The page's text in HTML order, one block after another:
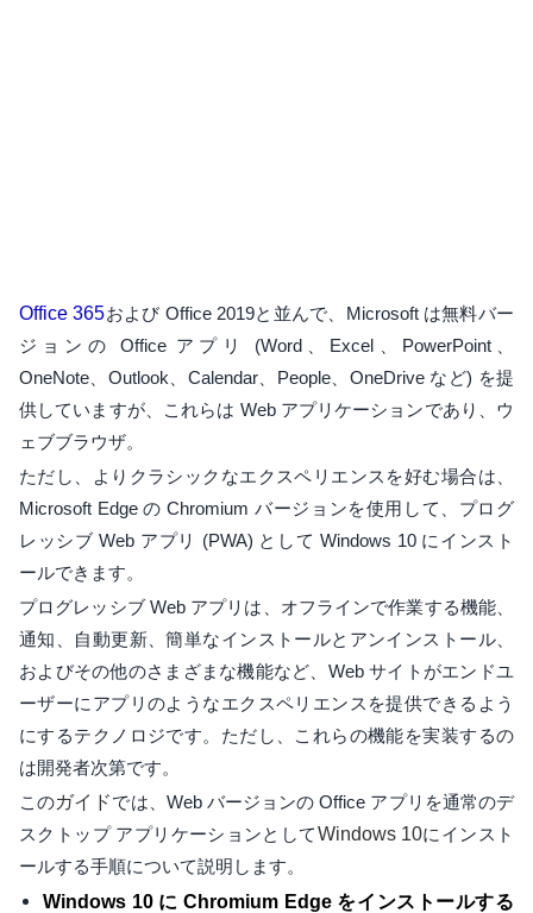
Office 365および Office 2019と並んで、Microsoft は無料バー
ジョンの Office アプリ (Word、Excel、PowerPoint、
OneNote、Outlook、Calendar、People、OneDrive など) を提
供していますが、これらは Web アプリケーションであり、ウ
ェブブラウザ。
ただし、よりクラシックなエクスペリエンスを好む場合は、
Microsoft Edge の Chromium バージョンを使用して、プログ
レッシブ Web アプリ (PWA) として Windows 10 にインスト
ールできます。
プログレッシブ Web アプリは、オフラインで作業する機能、
通知、自動更新、簡単なインストールとアンインストール、
およびその他のさまざまな機能など、Web サイトがエンドユ
ーザーにアプリのようなエクスペリエンスを提供できるよう
にするテクノロジです。ただし、これらの機能を実装するの
は開発者次第です。
このガイドでは、Web バージョンの Office アプリを通常のデ
スクトップ アプリケーションとしてWindows 10にインスト
ールする手順について説明します。
Windows 10 に Chromium Edge をインストールする